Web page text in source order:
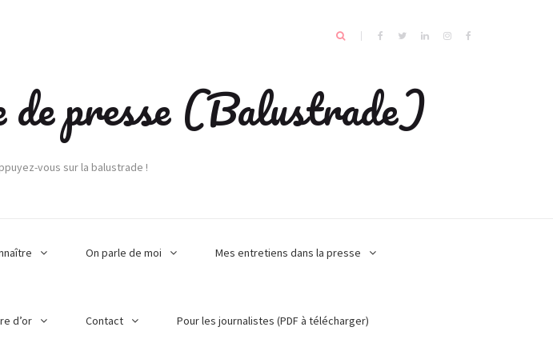
de presse (Balustrade)
vous sur la balustrade !
On parle de moi Mes entretiens dans la presse
d’or Contact Pour les journalistes (PDF à télécharger)